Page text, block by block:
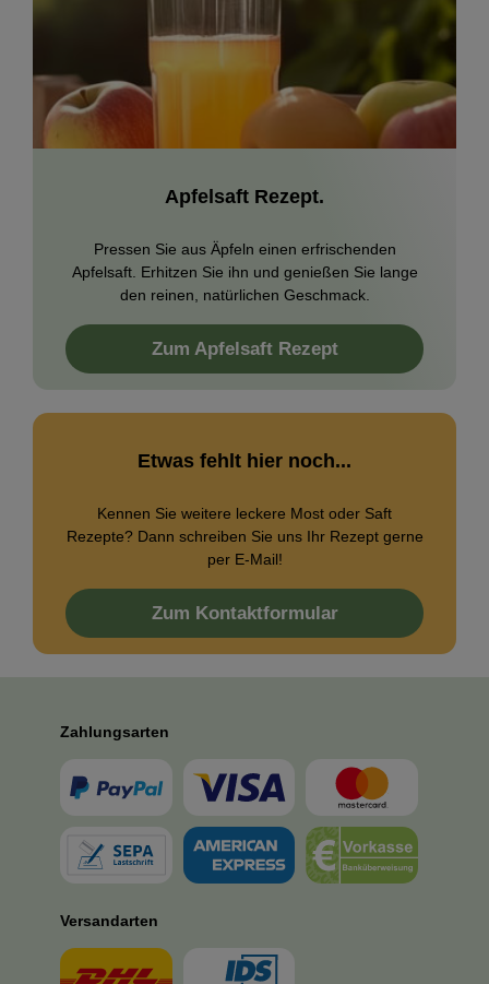
Apfelsaft Rezept.
Pressen Sie aus Äpfeln einen erfrischenden
Apfelsaft. Erhitzen Sie ihn und genießen Sie lange
den reinen, natürlichen Geschmack.
Zum Apfelsaft Rezept
Etwas fehlt hier noch...
Kennen Sie weitere leckere Most oder Saft
Rezepte? Dann schreiben Sie uns Ihr Rezept gerne
per E-Mail!
Zum Kontaktformular
Zahlungsarten
Versandarten